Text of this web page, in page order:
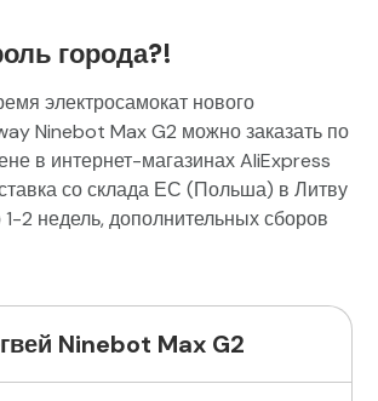
города?!
электросамокат нового
Ninebot Max G2 можно заказать по
в интернет-магазинах AliExpress
со склада ЕС (Польша) в Литву
2 недель, дополнительных сборов
Ninebot Max G2